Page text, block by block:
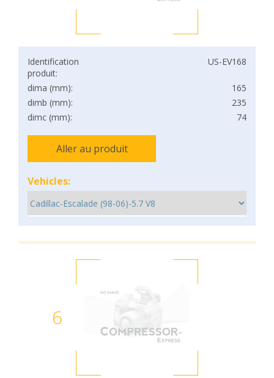
Identification
produit:
US-EV168
dima (mm):
165
dimb (mm):
235
dimc (mm):
74
Aller au produit
Vehicles:
6